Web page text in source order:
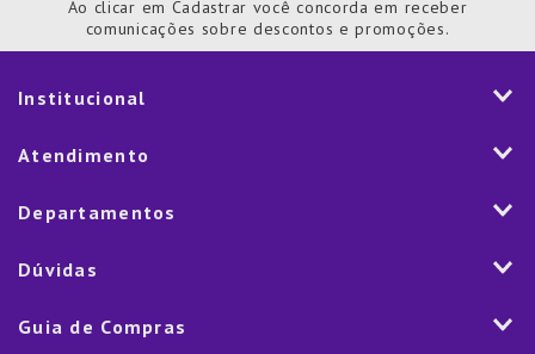
Ao clicar em Cadastrar você concorda em receber
comunicações sobre descontos e promoções.
Institucional
História
Nossas Lojas
Marketplace
Atendimento
Fale Conosco
Trocas e Devoluções
Departamentos
Mesa
Eletroportáteis
Dúvidas
Como Comprar
Guia de Compras